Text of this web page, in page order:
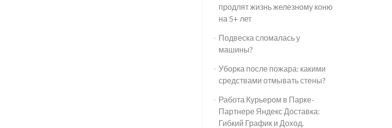
продлят жизнь железному коню
на 5+ лет
Подвеска сломалась у
машины?
Уборка после пожара: какими
средствами отмывать стены?
Работа Курьером в Парке-
Партнере Яндекс Доставка:
Гибкий График и Доход.